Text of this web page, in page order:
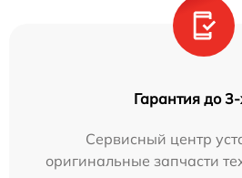
Гарантия до 3-
Сервисный центр
оригинальные запчасти